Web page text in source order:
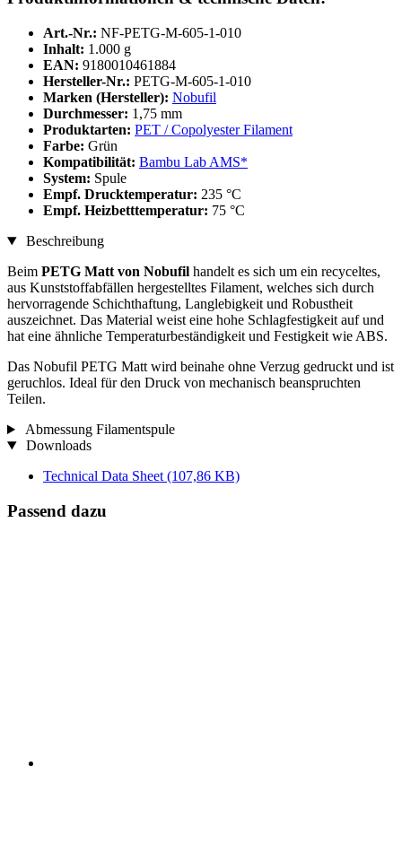
Art.-Nr.: NF-PETG-M-605-1-010
Inhalt: 1.000 g
EAN: 9180010461884
Hersteller-Nr.: PETG-M-605-1-010
Marken (Hersteller): Nobufil
Durchmesser: 1,75 mm
Produktarten: PET / Copolyester Filament
Farbe: Grün
Kompatibilität: Bambu Lab AMS*
System: Spule
Empf. Drucktemperatur: 235 °C
Empf. Heizbetttemperatur: 75 °C
Beschreibung
Beim PETG Matt von Nobufil handelt es sich um ein recyceltes,
aus Kunststoffabfällen hergestelltes Filament, welches sich durch
hervorragende Schichthaftung, Langlebigkeit und Robustheit
auszeichnet. Das Material weist eine hohe Schlagfestigkeit auf und
hat eine ähnliche Temperaturbeständigkeit und Festigkeit wie ABS.
Das Nobufil PETG Matt wird beinahe ohne Verzug gedruckt und ist
geruchlos. Ideal für den Druck von mechanisch beanspruchten
Teilen.
Abmessung Filamentspule
Downloads
Technical Data Sheet (107,86 KB)
Passend dazu